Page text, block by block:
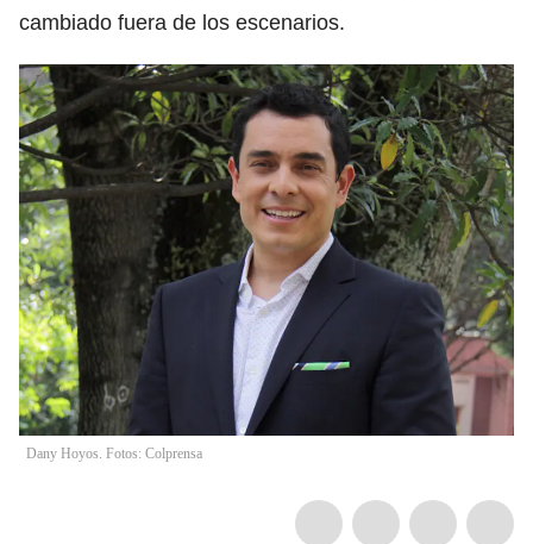
cambiado fuera de los escenarios.
Dany Hoyos. Fotos: Colprensa